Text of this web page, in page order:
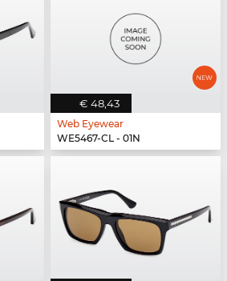
€ 48,43
Web Eyewear
WE5467-CL - 01N